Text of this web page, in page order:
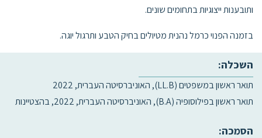
ותובענות ייצוגיות בתחומים שונים.
בזמנה הפנוי כרמל נהנית מטיולים בחיק הטבע ותרגול יוגה.
השכלה:
תואר ראשון במשפטים (LL.B), האוניברסיטה העברית, 2022
תואר ראשון בפילוסופיה (B.A), האוניברסיטה העברית, 2022, בהצטיינות
הסמכה: